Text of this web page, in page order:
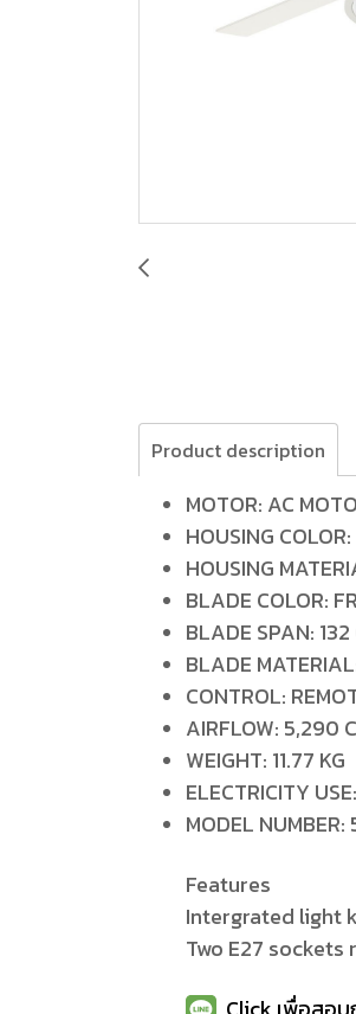
Product description
MOTOR: AC
HOUSING
HOUSING
BLADE COLOR:
BLADE SPAN:
BLADE
CONTROL:
AIRFLOW: 5,290
WEIGHT: 11.77 KG
ELECTRICITY
MODEL
Features
Intergrated light
Two E27